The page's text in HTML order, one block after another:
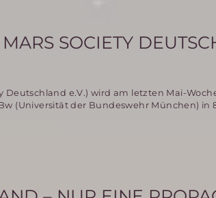
SOCIETY
e.V.) wird am letzten Mai-
(Universität der Bundeswehr München) in